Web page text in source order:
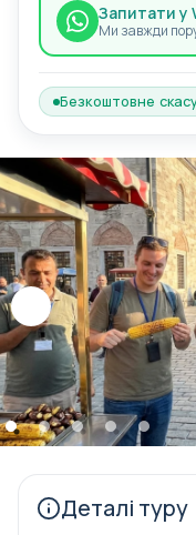
Деталі туру
Запитати у
Ми завжди
Безкоштовне